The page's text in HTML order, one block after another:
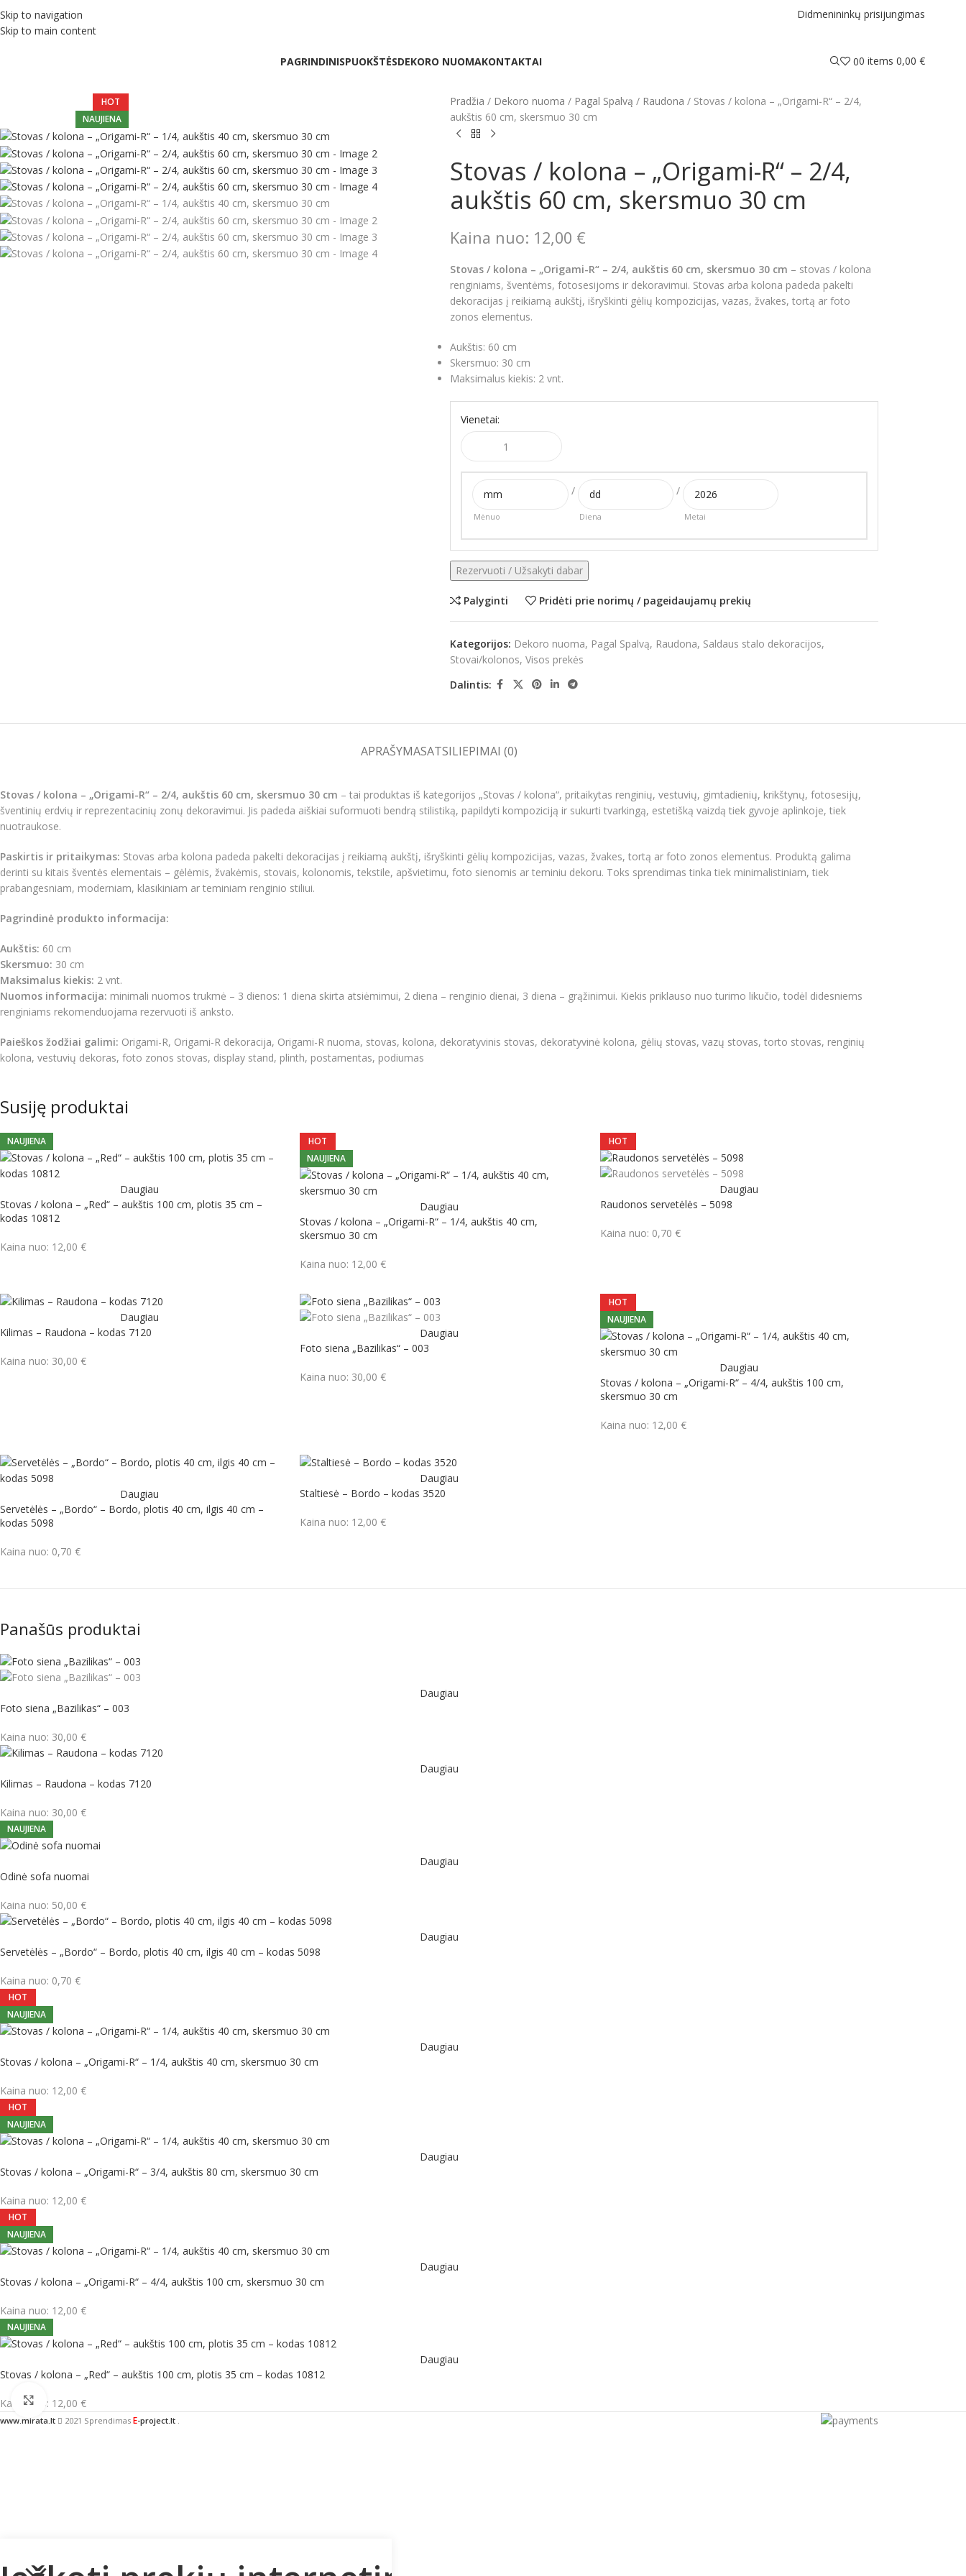
Skip to navigation
Skip to main content
Didmenininkų prisijungimas
PAGRINDINISPUOKŠTĖSDEKORO NUOMAKONTAKTAI 00 items 0,00 €
HOT
NAUJIENA
Click to enlarge
Pradžia Dekoro nuoma Pagal Spalvą Raudona
Stovas / kolona – „Origami-R“ – 2/4,
aukštis 60 cm, skersmuo 30 cm
Stovas / kolona – „Origami-R“ – 2/4,
aukštis 60 cm, skersmuo 30 cm
Kaina nuo: 12,00 €
Stovas / kolona – „Origami-R“ – 2/4, aukštis 60 cm, skersmuo 30 cm – stovas / kolona
renginiams, šventėms, fotosesijoms ir dekoravimui. Stovas arba kolona padeda pakelti
dekoracijas į reikiamą aukštį, išryškinti gėlių kompozicijas, vazas, žvakes, tortą ar foto
zonos elementus.
Aukštis: 60 cm
Skersmuo: 30 cm
Maksimalus kiekis: 2 vnt.
Vienetai:
Mėnuo
/
Diena
/
Metai
Rezervuoti / Užsakyti dabar
Palyginti Pridėti prie norimų / pageidaujamų prekių
Kategorijos: Dekoro nuoma, Pagal Spalvą, Raudona, Saldaus stalo dekoracijos,
Stovai/kolonos, Visos prekės
Dalintis:
APRAŠYMASATSILIEPIMAI (0)
Stovas / kolona – „Origami-R“ – 2/4, aukštis 60 cm, skersmuo 30 cm – tai produktas iš kategorijos „Stovas / kolona“, pritaikytas renginių, vestuvių, gimtadienių, krikštynų, fotosesijų,
šventinių erdvių ir reprezentacinių zonų dekoravimui. Jis padeda aiškiai suformuoti bendrą stilistiką, papildyti kompoziciją ir sukurti tvarkingą, estetišką vaizdą tiek gyvoje aplinkoje, tiek
nuotraukose.
Paskirtis ir pritaikymas: Stovas arba kolona padeda pakelti dekoracijas į reikiamą aukštį, išryškinti gėlių kompozicijas, vazas, žvakes, tortą ar foto zonos elementus. Produktą galima
derinti su kitais šventės elementais – gėlėmis, žvakėmis, stovais, kolonomis, tekstile, apšvietimu, foto sienomis ar teminiu dekoru. Toks sprendimas tinka tiek minimalistiniam, tiek
prabangesniam, moderniam, klasikiniam ar teminiam renginio stiliui.
Pagrindinė produkto informacija:
Aukštis: 60 cm
Skersmuo: 30 cm
Maksimalus kiekis: 2 vnt.
Nuomos informacija: minimali nuomos trukmė – 3 dienos: 1 diena skirta atsiėmimui, 2 diena – renginio dienai, 3 diena – grąžinimui. Kiekis priklauso nuo turimo likučio, todėl didesniems
renginiams rekomenduojama rezervuoti iš anksto.
Paieškos žodžiai galimi: Origami-R, Origami-R dekoracija, Origami-R nuoma, stovas, kolona, dekoratyvinis stovas, dekoratyvinė kolona, gėlių stovas, vazų stovas, torto stovas, renginių
kolona, vestuvių dekoras, foto zonos stovas, display stand, plinth, postamentas, podiumas
Susiję produktai
NAUJIENA
Daugiau
Stovas / kolona – „Red“ – aukštis 100 cm, plotis 35 cm –
kodas 10812
Kaina nuo: 12,00 €
HOT
NAUJIENA
Daugiau
Stovas / kolona – „Origami-R“ – 1/4, aukštis 40 cm,
skersmuo 30 cm
Kaina nuo: 12,00€
HOT
Daugiau
Raudonos servetėlės – 5098
Kaina nuo: 0,70 €
Daugiau
Kilimas – Raudona – kodas 7120
Kaina nuo: 30,00 €
Daugiau
Foto siena „Bazilikas“ – 003
Kaina nuo: 30,00€
HOT
NAUJIENA
Daugiau
Stovas / kolona – „Origami-R“ – 4/4, aukštis 100 cm,
skersmuo 30 cm
Kaina nuo: 12,00 €
Daugiau
Servetėlės – „Bordo“ – Bordo, plotis 40 cm, ilgis 40 cm –
kodas 5098
Kaina nuo: 0,70 €
Daugiau
Staltiesė – Bordo – kodas 3520
Kaina nuo: 12,00€
Panašūs produktai
Daugiau
Foto siena „Bazilikas“ – 003
Kaina nuo: 30,00 €
Daugiau
Kilimas – Raudona – kodas 7120
Kaina nuo: 30,00 €
NAUJIENA
Daugiau
Odinė sofa nuomai
Kaina nuo: 50,00 €
Daugiau
Servetėlės – „Bordo“ – Bordo, plotis 40 cm, ilgis 40 cm – kodas 5098
Kaina nuo: 0,70 €
HOT
NAUJIENA
Daugiau
Stovas / kolona – „Origami-R“ – 1/4, aukštis 40 cm, skersmuo 30 cm
Kaina nuo: 12,00 €
HOT
NAUJIENA
Daugiau
Stovas / kolona – „Origami-R“ – 3/4, aukštis 80 cm, skersmuo 30 cm
Kaina nuo: 12,00 €
HOT
NAUJIENA
Daugiau
Stovas / kolona – „Origami-R“ – 4/4, aukštis 100 cm, skersmuo 30 cm
Kaina nuo: 12,00 €
NAUJIENA
Daugiau
Stovas / kolona – „Red“ – aukštis 100 cm, plotis 35 cm – kodas 10812
Kaina nuo: 12,00 €
www.mirata.lt 2021 Sprendimas E-project.lt .